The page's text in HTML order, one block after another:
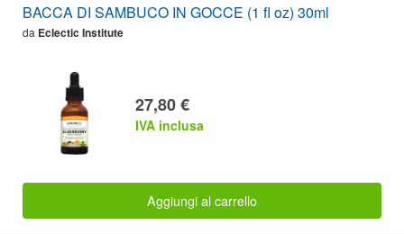
BACCA DI SAMBUCO IN GOCCE (1 fl oz) 30ml
da Eclectic Institute
27,80 €
IVA inclusa
Aggiungi al carrello